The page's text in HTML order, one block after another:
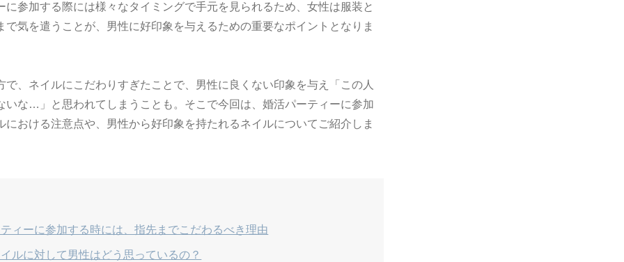
に参加する際には様々なタイミングで手元を見られるため、女性は服装と
で気を遣うことが、男性に好印象を与えるための重要なポイントとなりま
で、ネイルにこだわりすぎたことで、男性に良くない印象を与え「この人
いな…」と思われてしまうことも。そこで今回は、婚活パーティーに参加
における注意点や、男性から好印象を持たれるネイルについてご紹介しま
ィーに参加する時には、指先までこだわるべき理由
ルに対して男性はどう思っているの？